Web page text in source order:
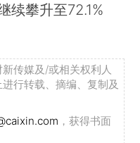
续攀升至72.1%
传媒及/或相关权利人
行转载、摘编、复制及
，获得书面